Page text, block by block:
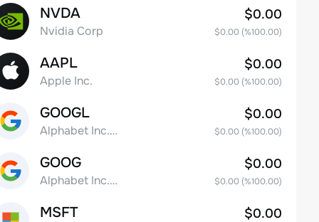
NVDA
Nvidia Corp
$0.00
$0.00(%100.00)
AAPL
Apple Inc.
$0.00
$0.00(%100.00)
GOOGL
Alphabet Inc. Class A Common Stock
$0.00
$0.00(%100.00)
GOOG
Alphabet Inc. Class C Capital Stock
$0.00
$0.00(%100.00)
MSFT $0.00